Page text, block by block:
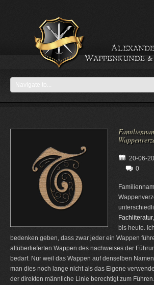
20-06-
0
Fachliteratur
bis heute.
bedenken geben, dass zwar jeder ein Wappen
altüberlieferten Wappen des nachweises der
bedarf. Nur weil das Wappen auf denselben
man dies noch lange nicht als das Eigene
der direkten männliche Linie berechtigt zum